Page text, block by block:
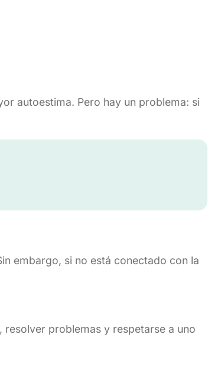
autoestima. Pero hay un problema: si
embargo, si no está conectado con la
problemas y respetarse a uno